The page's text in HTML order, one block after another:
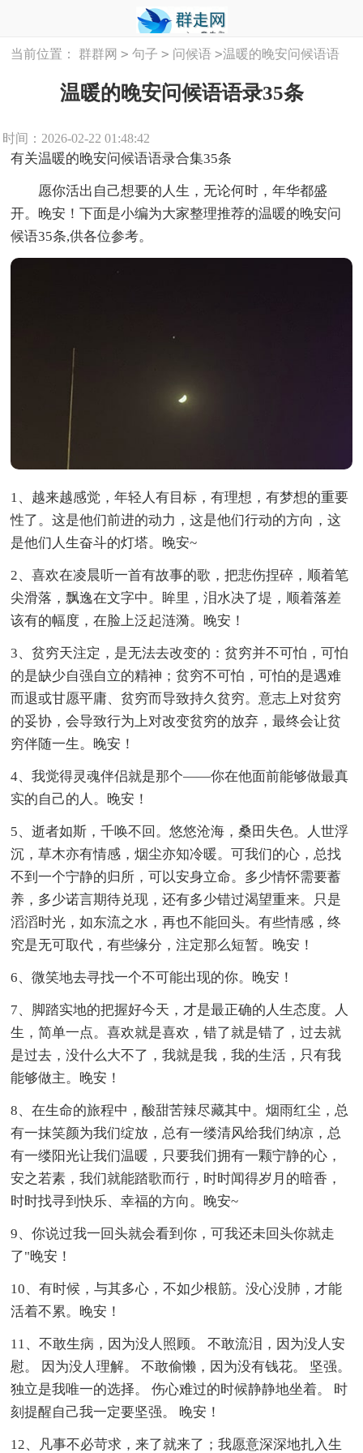
当前位置： 群群网 > 句子 > 问候语 >温暖的晚安问候语语
温暖的晚安问候语语录35条
时间：2026-02-22 01:48:42
有关温暖的晚安问候语语录合集35条
愿你活出自己想要的人生，无论何时，年华都盛
开。晚安！下面是小编为大家整理推荐的温暖的晚安问
候语35条,供各位参考。
1、越来越感觉，年轻人有目标，有理想，有梦想的重要
性了。这是他们前进的动力，这是他们行动的方向，这
是他们人生奋斗的灯塔。晚安~
2、喜欢在凌晨听一首有故事的歌，把悲伤捏碎，顺着笔
尖滑落，飘逸在文字中。眸里，泪水决了堤，顺着落差
该有的幅度，在脸上泛起涟漪。晚安！
3、贫穷天注定，是无法去改变的：贫穷并不可怕，可怕
的是缺少自强自立的精神；贫穷不可怕，可怕的是遇难
而退或甘愿平庸、贫穷而导致持久贫穷。意志上对贫穷
的妥协，会导致行为上对改变贫穷的放弃，最终会让贫
穷伴随一生。晚安！
4、我觉得灵魂伴侣就是那个——你在他面前能够做最真
实的自己的人。晚安！
5、逝者如斯，千唤不回。悠悠沧海，桑田失色。人世浮
沉，草木亦有情感，烟尘亦知冷暖。可我们的心，总找
不到一个宁静的归所，可以安身立命。多少情怀需要蓄
养，多少诺言期待兑现，还有多少错过渴望重来。只是
滔滔时光，如东流之水，再也不能回头。有些情感，终
究是无可取代，有些缘分，注定那么短暂。晚安！
6、微笑地去寻找一个不可能出现的你。晚安！
7、脚踏实地的把握好今天，才是最正确的人生态度。人
生，简单一点。喜欢就是喜欢，错了就是错了，过去就
是过去，没什么大不了，我就是我，我的生活，只有我
能够做主。晚安！
8、在生命的旅程中，酸甜苦辣尽藏其中。烟雨红尘，总
有一抹笑颜为我们绽放，总有一缕清风给我们纳凉，总
有一缕阳光让我们温暖，只要我们拥有一颗宁静的心，
安之若素，我们就能踏歌而行，时时闻得岁月的暗香，
时时找寻到快乐、幸福的方向。晚安~
9、你说过我一回头就会看到你，可我还未回头你就走
了"晚安！
10、有时候，与其多心，不如少根筋。没心没肺，才能
活着不累。晚安！
11、不敢生病，因为没人照顾。 不敢流泪，因为没人安
慰。 因为没人理解。 不敢偷懒，因为没有钱花。 坚强。
独立是我唯一的选择。 伤心难过的时候静静地坐着。 时
刻提醒自己我一定要坚强。 晚安！
12、凡事不必苛求，来了就来了；我愿意深深地扎入生